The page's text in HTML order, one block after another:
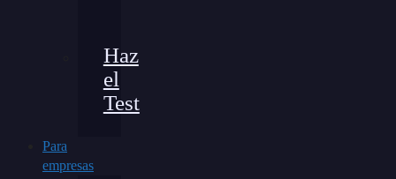
Haz
el
Test
Para
empresas